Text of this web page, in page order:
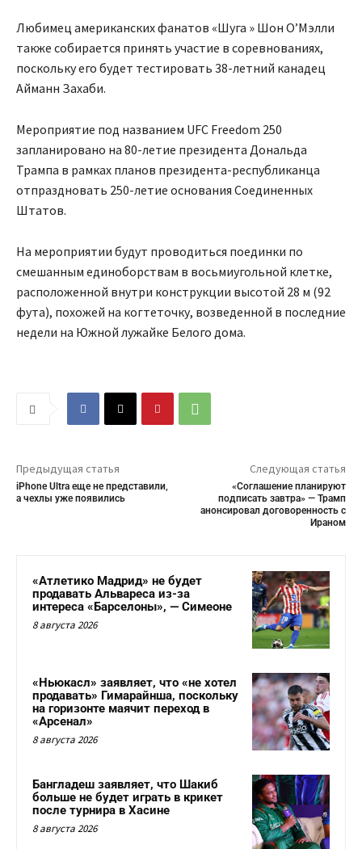
Любимец американских фанатов «Шуга » Шон О’Мэлли
также собирается принять участие в соревнованиях,
поскольку его будет тестировать 38-летний канадец
Айманн Захаби.
Мероприятие под названием UFC Freedom 250
запланировано на 80-летие президента Дональда
Трампа в рамках планов президента-республиканца
отпраздновать 250-летие основания Соединенных
Штатов.
На мероприятии будут проводиться поединки по
смешанным единоборствам в восьмиугольной клетке,
расположенной внутри конструкции высотой 28 м (92
фута), похожей на когтеточку, возведенной в последние
недели на Южной лужайке Белого дома.
Предыдущая статья
iPhone Ultra еще не представили,
а чехлы уже появились
Следующая статья
«Соглашение планируют
подписать завтра» — Трамп
анонсировал договоренность с
Ираном
«Атлетико Мадрид» не будет
продавать Альвареса из-за
интереса «Барселоны», — Симеоне
8 августа 2026
«Ньюкасл» заявляет, что «не хотел
продавать» Гимарайнша, поскольку
на горизонте маячит переход в
«Арсенал»
8 августа 2026
Бангладеш заявляет, что Шакиб
больше не будет играть в крикет
после турнира в Хасине
8 августа 2026